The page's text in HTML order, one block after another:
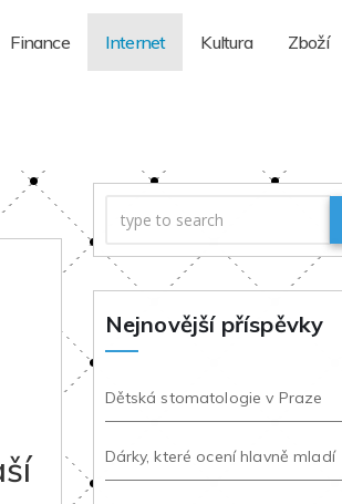
Finance Internet Kultura Zboží
Nejnovější příspěvky
Dětská stomatologie v Praze
Dárky, které ocení hlavně mladí